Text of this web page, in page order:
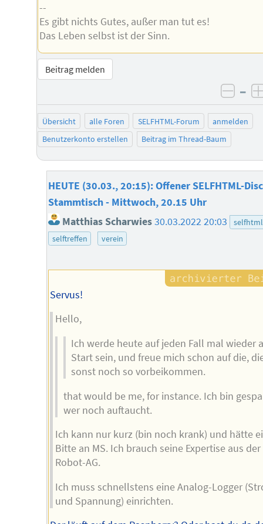
--
Es gibt nichts Gutes, außer man tut es!
Das Leben selbst ist der Sinn.
Beitrag melden
–
Übersicht alle Foren SELFHTML-Forum
anmelden
Benutzerkonto erstellen
Beitrag im Thread-Baum
HEUTE (30.03., 20:15): Offener SELFHTML-
Stammtisch - Mittwoch, 20.15 Uhr
Matthias Scharwies30.03.2022 20:03
selfhtml
selftreffen
verein
Servus!
Hello,
Ich werde heute auf jeden Fall mal wieder
Start sein, und freue mich schon auf die,
sonst noch so vorbeikommen.
that would be me, for instance. Ich bin
wer noch auftaucht.
Ich kann nur kurz (bin noch krank) und hätte
Bitte an MS. Ich brauch seine Expertise aus der
Robot-AG.
Ich muss schnellstens eine Analog-Logger
und Spannung) einrichten.